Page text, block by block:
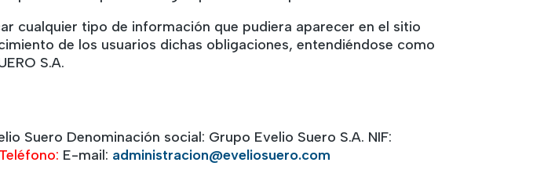
cualquier tipo de información que pudiera aparecer en el sitio
de los usuarios dichas obligaciones, entendiéndose como
S.A.
Suero Denominación social: Grupo Evelio Suero S.A. NIF:
Teléfono: E-mail: administracion@eveliosuero.com